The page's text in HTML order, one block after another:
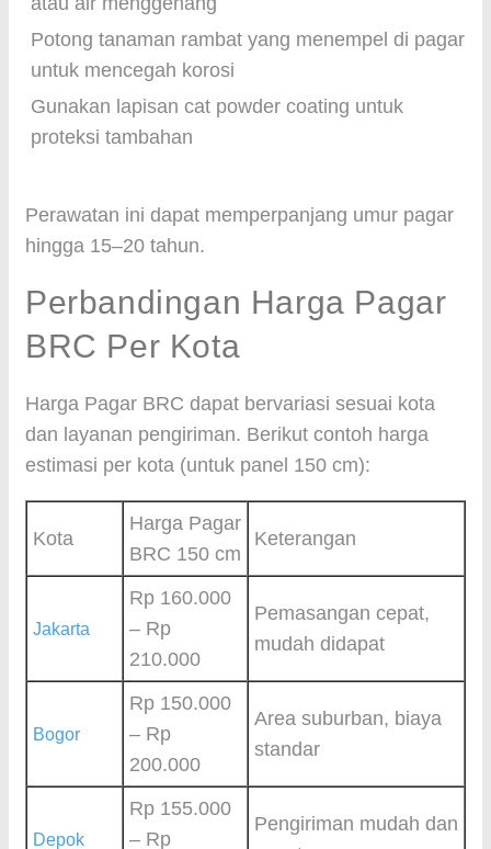
Potong tanaman rambat yang menempel di pagar
untuk mencegah korosi
Gunakan lapisan cat powder coating untuk
proteksi tambahan
Perawatan ini dapat memperpanjang umur pagar
hingga 15–20 tahun.
Perbandingan Harga Pagar
BRC Per Kota
Harga Pagar BRC dapat bervariasi sesuai kota
dan layanan pengiriman. Berikut contoh harga
estimasi per kota (untuk panel 150 cm):
Kota
Harga Pagar
BRC 150 cm
Keterangan
Jakarta
Rp 160.000
– Rp
210.000
Pemasangan cepat,
mudah didapat
Bogor
Rp 150.000
– Rp
200.000
Area suburban, biaya
standar
Depok
Rp 155.000
– Rp
Pengiriman mudah dan